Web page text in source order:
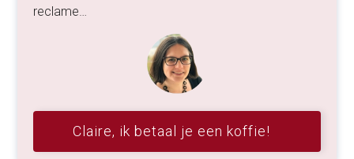
reclame…
Claire, ik betaal je een koffie!